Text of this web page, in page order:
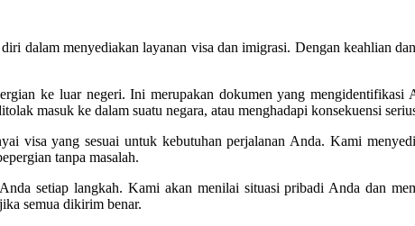
dalam menyediakan layanan visa dan imigrasi. Dengan keahlian
ke luar negeri. Ini merupakan dokumen yang mengidentifikasi
masuk ke dalam suatu negara, atau menghadapi konsekuensi
visa yang sesuai untuk kebutuhan perjalanan Anda. Kami
tanpa masalah.
setiap langkah. Kami akan menilai situasi pribadi Anda dan
semua dikirim benar.